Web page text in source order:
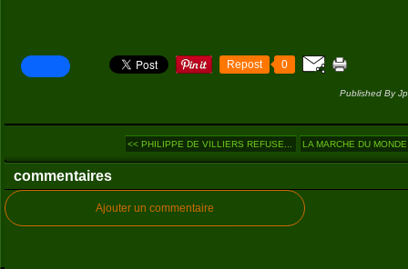
Repost 0
Published By
<< PHILIPPE DE VILLIERS REFUSE... LA MARCHE DU
commentaires
Ajouter un commentaire